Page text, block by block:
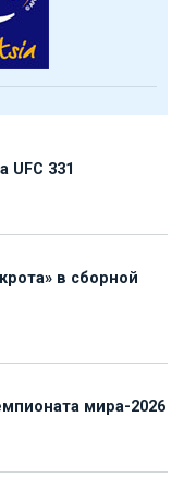
UFC 331
в сборной
мира-2026